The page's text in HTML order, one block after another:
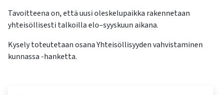
Tavoitteena on, että uusi oleskelupaikka rakennetaan
yhteisöllisesti talkoilla elo–syyskuun aikana.
Kysely toteutetaan osana Yhteisöllisyyden vahvistaminen
kunnassa -hanketta.